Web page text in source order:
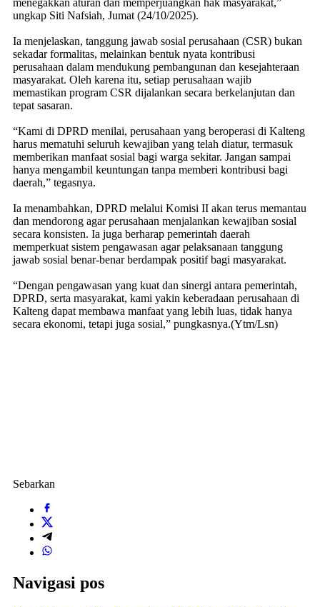
ungkap Siti Nafsiah, Jumat (24/10/2025).
Ia menjelaskan, tanggung jawab sosial perusahaan (CSR) bukan
sekadar formalitas, melainkan bentuk nyata kontribusi
perusahaan dalam mendukung pembangunan dan kesejahteraan
masyarakat. Oleh karena itu, setiap perusahaan wajib
memastikan program CSR dijalankan secara berkelanjutan dan
tepat sasaran.
“Kami di DPRD menilai, perusahaan yang beroperasi di Kalteng
harus mematuhi seluruh kewajiban yang telah diatur, termasuk
memberikan manfaat sosial bagi warga sekitar. Jangan sampai
hanya mengambil keuntungan tanpa memberi kontribusi bagi
daerah,” tegasnya.
Ia menambahkan, DPRD melalui Komisi II akan terus memantau
dan mendorong agar perusahaan menjalankan kewajiban sosial
secara konsisten. Ia juga berharap pemerintah daerah
memperkuat sistem pengawasan agar pelaksanaan tanggung
jawab sosial benar-benar berdampak positif bagi masyarakat.
“Dengan pengawasan yang kuat dan sinergi antara pemerintah,
DPRD, serta masyarakat, kami yakin keberadaan perusahaan di
Kalteng dapat membawa manfaat yang lebih luas, tidak hanya
secara ekonomi, tetapi juga sosial,” pungkasnya.(Ytm/Lsn)
Sebarkan
Navigasi pos